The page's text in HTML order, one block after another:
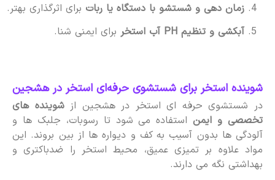
زمان دهی و شستشو با دستگاه یا رباتبرای اثرگذاری بهتر.
آبکشی و تنظیم PH آب استخر
برای ایمنی شنا.
شوینده استخر برای شستشوی حرفه‌ای استخر در هشجین
در شستشوی حرفه ای استخر در هشجین از شوینده های
تخصصی و ایمناستفاده می شود تا رسوبات، جلبک ها و
آلودگی ها بدون آسیب به کف و دیواره ها از بین بروند. این
مواد علاوه بر تمیزی عمیق، محیط استخر را ضدباکتری و
بهداشتی نگه می دارند.